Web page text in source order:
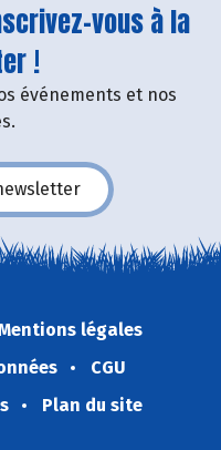
vous à la
!
événements et nos
légales
CGU
Plan du site